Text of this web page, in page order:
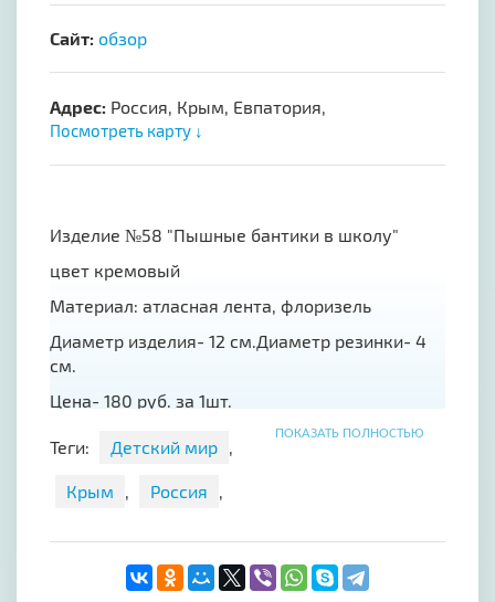
Сайт: обзор
Адрес: Россия, Крым, Евпатория,
Посмотреть карту ↓
Изделие №58 "Пышные бантики в школу"
цвет кремовый
Материал: атласная лента, флоризель
Диаметр изделия- 12 см.Диаметр резинки- 4
см.
Цена- 180 руб. за 1шт.
Изделие №59"Пышные бантики в школу" цвет
белый
Материал: атласная лента, флоризель
ПОКАЗАТЬ ПОЛНОСТЬЮ
Теги: Детский мир ,
Крым , Россия ,